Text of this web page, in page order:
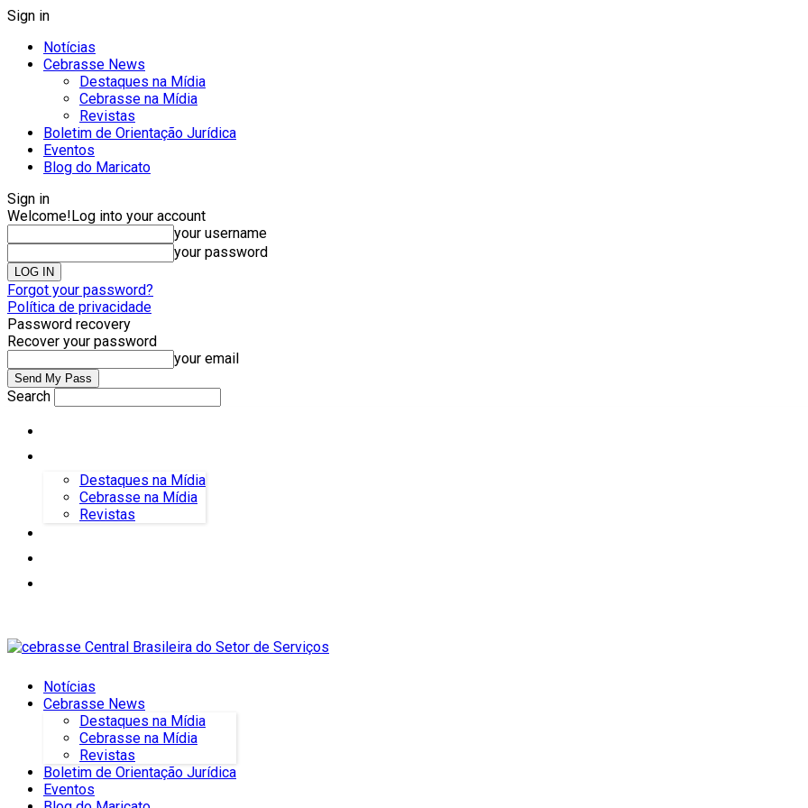
Sign in
Notícias
Cebrasse News
Destaques na Mídia
Cebrasse na Mídia
Revistas
Boletim de Orientação Jurídica
Eventos
Blog do Maricato
Sign in
Welcome!Log into your account
your username
your password
Forgot your password?
Política de privacidade
Password recovery
Recover your password
your email
Search
Destaques na Mídia
Cebrasse na Mídia
Revistas
Notícias
Cebrasse News
Destaques na Mídia
Cebrasse na Mídia
Revistas
Boletim de Orientação Jurídica
Eventos